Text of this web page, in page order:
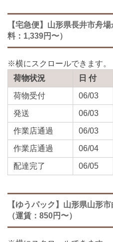
【宅急便】山形県長井市舟
料：1,339円〜）
荷物状況 日 付
荷物受付 06/03
発送 06/03
作業店通過 06/03
作業店通過 06/04
配達完了 06/05
【ゆうパック】山形県山形
（運賃：850円〜）